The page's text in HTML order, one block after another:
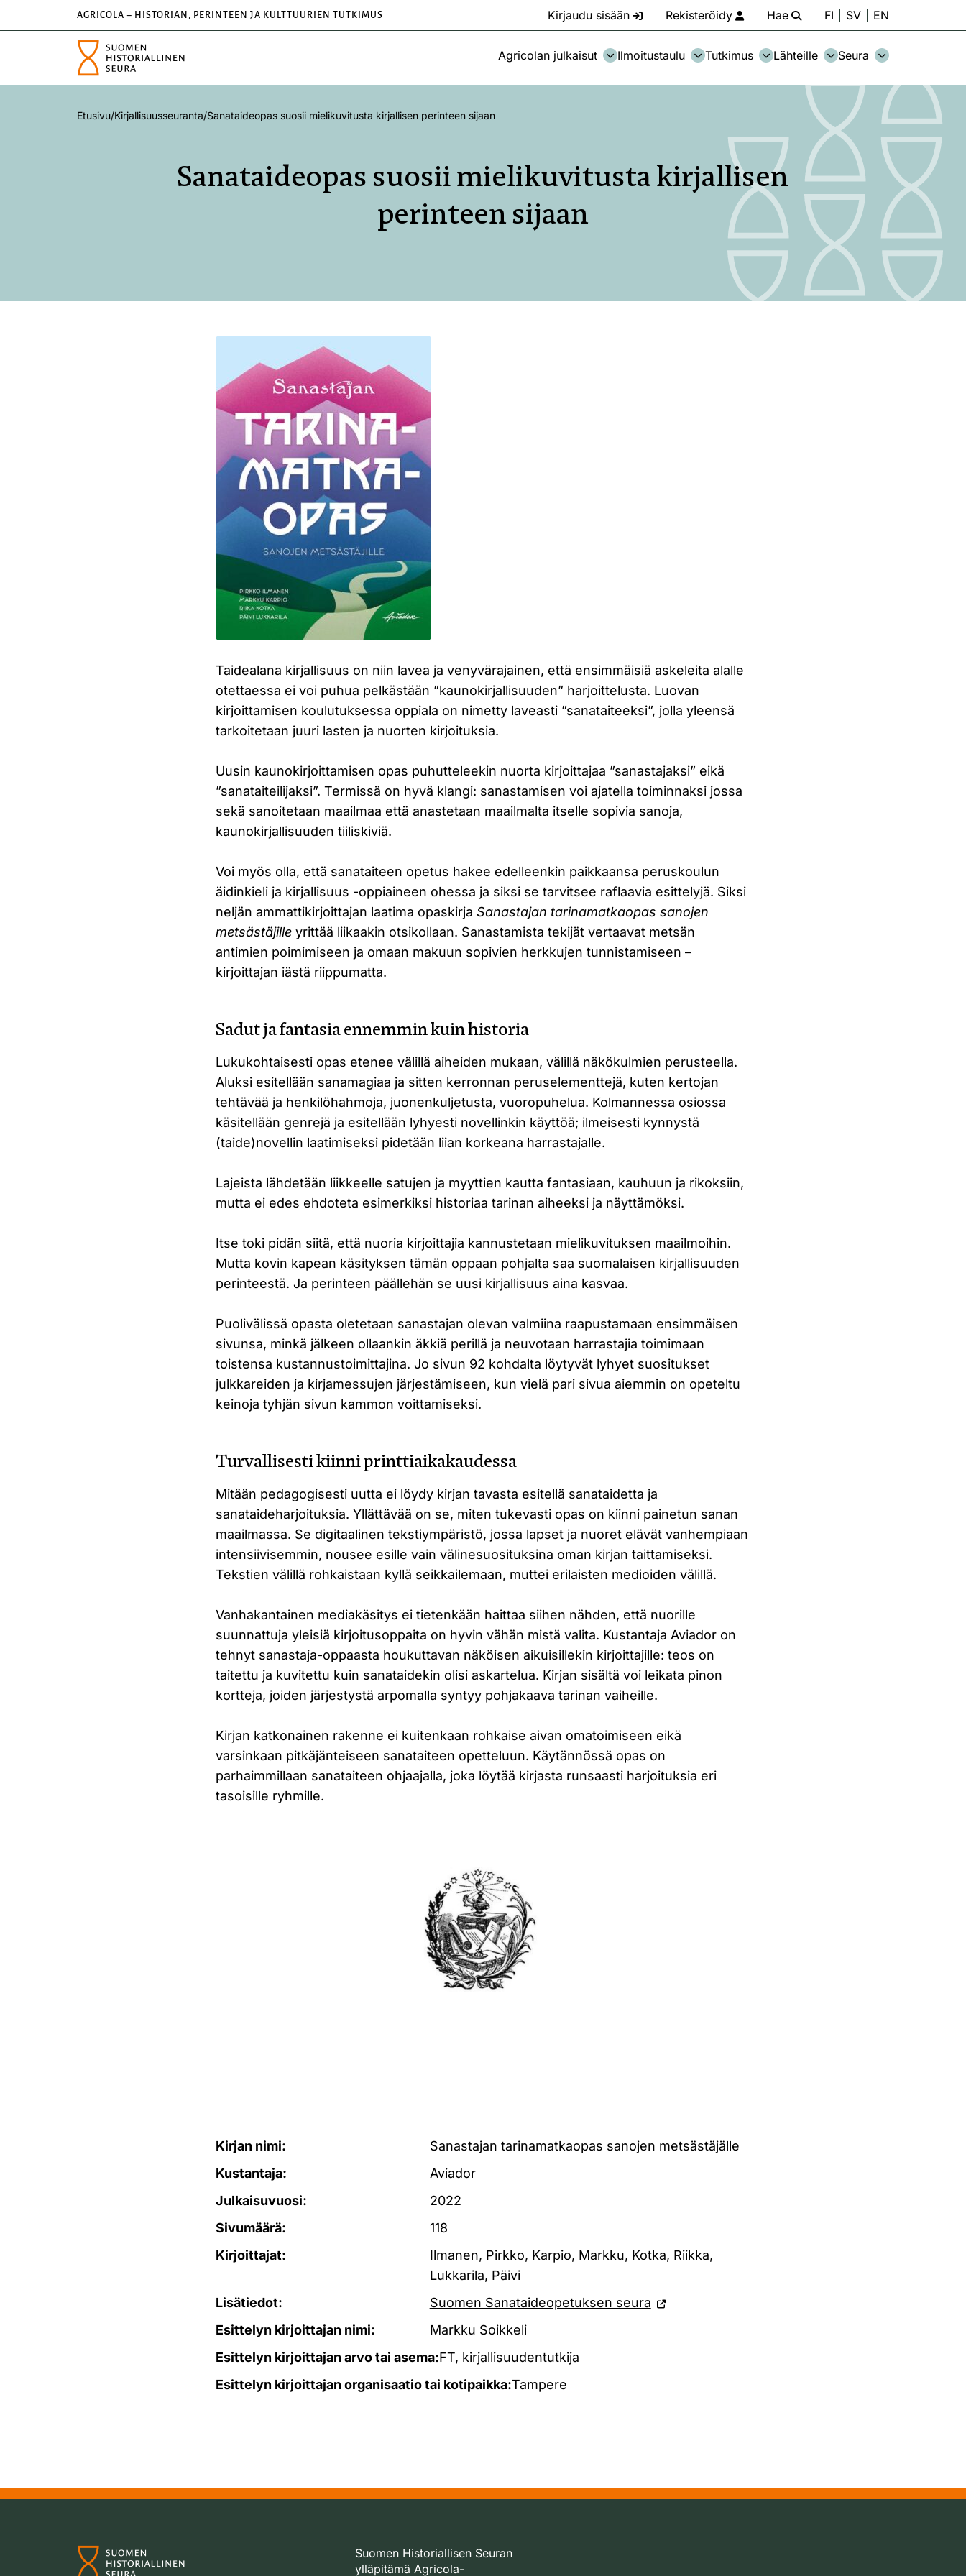
AGRICOLA – HISTORIAN, PERINTEEN JA KULTTUURIEN TUTKIMUS Kirjaudu sisään Rekisteröidy Hae FI SV EN
Agricolan julkaisut Ilmoitustaulu Tutkimus Lähteille Seura
Etusivu/Kirjallisuusseuranta/Sanataideopas suosii mielikuvitusta kirjallisen perinteen sijaan
Sanataideopas suosii mielikuvitusta kirjallisen
perinteen sijaan
Taidealana kirjallisuus on niin lavea ja venyvärajainen, että ensimmäisiä askeleita alalle
otettaessa ei voi puhua pelkästään ”kaunokirjallisuuden” harjoittelusta. Luovan
kirjoittamisen koulutuksessa oppiala on nimetty laveasti ”sanataiteeksi”, jolla yleensä
tarkoitetaan juuri lasten ja nuorten kirjoituksia.
Uusin kaunokirjoittamisen opas puhutteleekin nuorta kirjoittajaa ”sanastajaksi” eikä
”sanataiteilijaksi”. Termissä on hyvä klangi: sanastamisen voi ajatella toiminnaksi jossa
sekä sanoitetaan maailmaa että anastetaan maailmalta itselle sopivia sanoja,
kaunokirjallisuuden tiiliskiviä.
Voi myös olla, että sanataiteen opetus hakee edelleenkin paikkaansa peruskoulun
äidinkieli ja kirjallisuus -oppiaineen ohessa ja siksi se tarvitsee raflaavia esittelyjä. Siksi
neljän ammattikirjoittajan laatima opaskirjaSanastajan tarinamatkaopas sanojen
metsästäjille yrittää liikaakin otsikollaan. Sanastamista tekijät vertaavat metsän
antimien poimimiseen ja omaan makuun sopivien herkkujen tunnistamiseen –
kirjoittajan iästä riippumatta.
Sadut ja fantasia ennemmin kuin historia
Lukukohtaisesti opas etenee välillä aiheiden mukaan, välillä näkökulmien perusteella.
Aluksi esitellään sanamagiaa ja sitten kerronnan peruselementtejä, kuten kertojan
tehtävää ja henkilöhahmoja, juonenkuljetusta, vuoropuhelua. Kolmannessa osiossa
käsitellään genrejä ja esitellään lyhyesti novellinkin käyttöä; ilmeisesti kynnystä
(taide)novellin laatimiseksi pidetään liian korkeana harrastajalle.
Lajeista lähdetään liikkeelle satujen ja myyttien kautta fantasiaan, kauhuun ja rikoksiin,
mutta ei edes ehdoteta esimerkiksi historiaa tarinan aiheeksi ja näyttämöksi.
Itse toki pidän siitä, että nuoria kirjoittajia kannustetaan mielikuvituksen maailmoihin.
Mutta kovin kapean käsityksen tämän oppaan pohjalta saa suomalaisen kirjallisuuden
perinteestä. Ja perinteen päällehän se uusi kirjallisuus aina kasvaa.
Puolivälissä opasta oletetaan sanastajan olevan valmiina raapustamaan ensimmäisen
sivunsa, minkä jälkeen ollaankin äkkiä perillä ja neuvotaan harrastajia toimimaan
toistensa kustannustoimittajina. Jo sivun 92 kohdalta löytyvät lyhyet suositukset
julkkareiden ja kirjamessujen järjestämiseen, kun vielä pari sivua aiemmin on opeteltu
keinoja tyhjän sivun kammon voittamiseksi.
Turvallisesti kiinni printtiaikakaudessa
Mitään pedagogisesti uutta ei löydy kirjan tavasta esitellä sanataidetta ja
sanataideharjoituksia. Yllättävää on se, miten tukevasti opas on kiinni painetun sanan
maailmassa. Se digitaalinen tekstiympäristö, jossa lapset ja nuoret elävät vanhempiaan
intensiivisemmin, nousee esille vain välinesuosituksina oman kirjan taittamiseksi.
Tekstien välillä rohkaistaan kyllä seikkailemaan, muttei erilaisten medioiden välillä.
Vanhakantainen mediakäsitys ei tietenkään haittaa siihen nähden, että nuorille
suunnattuja yleisiä kirjoitusoppaita on hyvin vähän mistä valita. Kustantaja Aviador on
tehnyt sanastaja-oppaasta houkuttavan näköisen aikuisillekin kirjoittajille: teos on
taitettu ja kuvitettu kuin sanataidekin olisi askartelua. Kirjan sisältä voi leikata pinon
kortteja, joiden järjestystä arpomalla syntyy pohjakaava tarinan vaiheille.
Kirjan katkonainen rakenne ei kuitenkaan rohkaise aivan omatoimiseen eikä
varsinkaan pitkäjänteiseen sanataiteen opetteluun. Käytännössä opas on
parhaimmillaan sanataiteen ohjaajalla, joka löytää kirjasta runsaasti harjoituksia eri
tasoisille ryhmille.
Kirjan nimi:
Sanastajan tarinamatkaopas sanojen metsästäjälle
Kustantaja:
Aviador
Julkaisuvuosi:
2022
Sivumäärä:
118
Kirjoittajat:
Ilmanen, Pirkko, Karpio, Markku, Kotka, Riikka,
Lukkarila, Päivi
Lisätiedot:
Suomen Sanataideopetuksen seura
Esittelyn kirjoittajan nimi:
Markku Soikkeli
Esittelyn kirjoittajan arvo tai asema:FT, kirjallisuudentutkija
Esittelyn kirjoittajan organisaatio tai kotipaikka:Tampere
Suomen Historiallisen Seuran
ylläpitämä Agricola-